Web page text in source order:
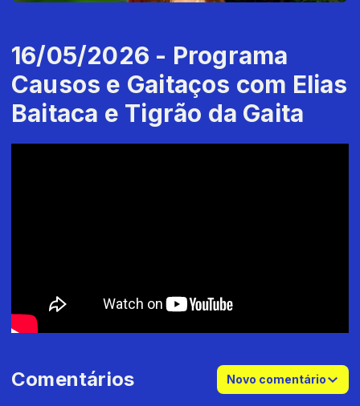
16/05/2026 - Programa
Causos e Gaitaços com Elias
Baitaca e Tigrão da Gaita
Comentários Novo comentário